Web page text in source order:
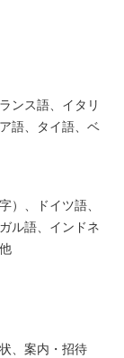
ンス語、イタリ
語、タイ語、ベ
）、ドイツ語、
ル語、インドネ
、案内・招待